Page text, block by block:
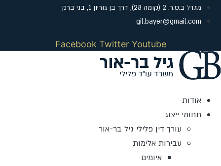
דלג
לתוכן
מגדל ב.ס.ר. 2 (קומה 28), דרך בן גוריון 1, בני ברק
gil.bayer@gmail.com
Facebook Twitter Youtube
אודות
תחומי ייצוג
עורך דין פלילי גיל בר-אור
עבירות אלימות
איומים